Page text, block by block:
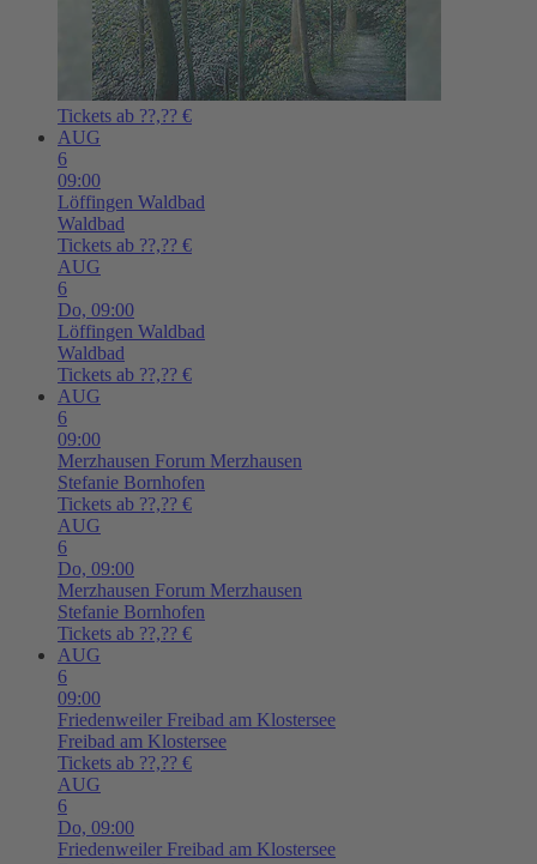
Tickets ab ??,?? €
AUG
6
09:00
Löffingen Waldbad
Waldbad
Tickets ab ??,?? €
AUG
6
Do, 09:00
Löffingen Waldbad
Waldbad
Tickets ab ??,?? €
AUG
6
09:00
Merzhausen Forum Merzhausen
Stefanie Bornhofen
Tickets ab ??,?? €
AUG
6
Do, 09:00
Merzhausen Forum Merzhausen
Stefanie Bornhofen
Tickets ab ??,?? €
AUG
6
09:00
Friedenweiler Freibad am Klostersee
Freibad am Klostersee
Tickets ab ??,?? €
AUG
6
Do, 09:00
Friedenweiler Freibad am Klostersee